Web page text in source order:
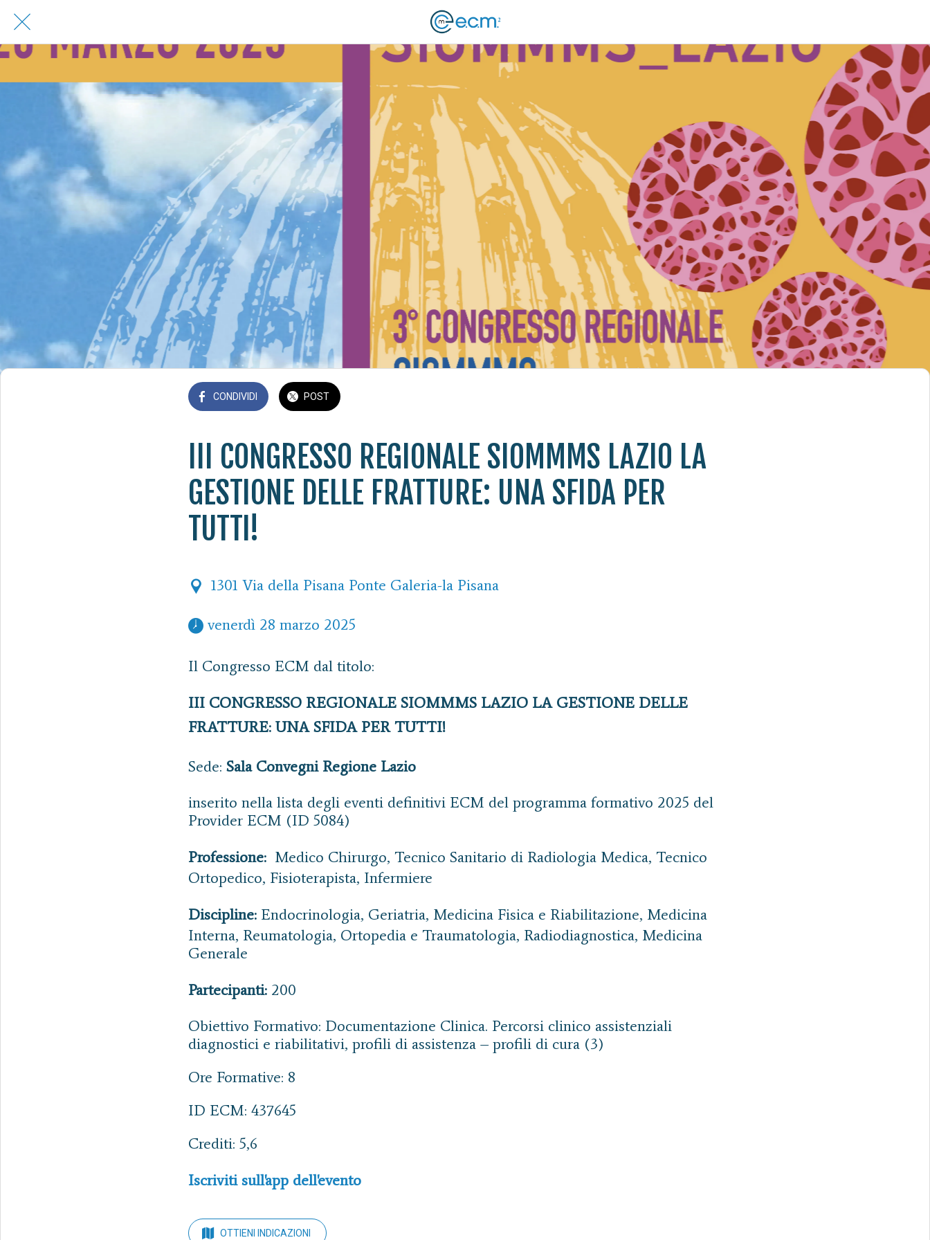
CONDIVIDI POST
III CONGRESSO REGIONALE SIOMMMS LAZIO LA
GESTIONE DELLE FRATTURE: UNA SFIDA PER
TUTTI!
1301 Via della Pisana Ponte Galeria-la Pisana
venerdì 28 marzo 2025
Il Congresso ECM dal titolo:
III CONGRESSO REGIONALE SIOMMMS LAZIO LA GESTIONE DELLE
FRATTURE: UNA SFIDA PER TUTTI!
Sede: Sala Convegni Regione Lazio
inserito nella lista degli eventi definitivi ECM del programma formativo 2025 del
Provider ECM (ID 5084)
Professione: Medico Chirurgo, Tecnico Sanitario di Radiologia Medica, Tecnico
Ortopedico, Fisioterapista, Infermiere
Discipline: Endocrinologia, Geriatria, Medicina Fisica e Riabilitazione, Medicina
Interna, Reumatologia, Ortopedia e Traumatologia, Radiodiagnostica, Medicina
Generale
Partecipanti: 200
Obiettivo Formativo: Documentazione Clinica. Percorsi clinico assistenziali
diagnostici e riabilitativi, profili di assistenza – profili di cura (3)
Ore Formative: 8
ID ECM: 437645
Crediti: 5,6
Iscriviti sull'app dell'evento
OTTIENI INDICAZIONI